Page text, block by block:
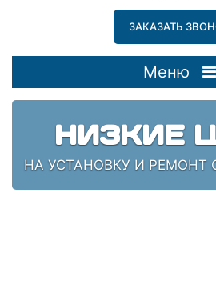
ЗАКАЗАТЬ
Меню
НИЗКИЕ
НА УСТАНОВКУ И РЕМОНТ